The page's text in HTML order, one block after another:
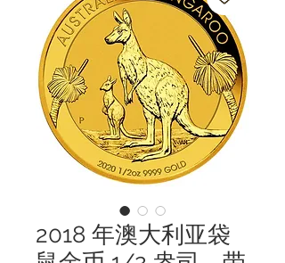
2018 年澳大利亚袋